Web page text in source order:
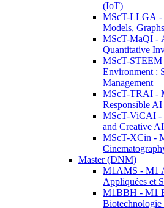
(IoT)
MScT-LLGA -
Models,
MScT-MaQI -
Quantitative
MScT-
Environment :
Management
MScT-TRAI -
Responsible AI
MScT-ViCAI -
and Creative AI
MScT-XCin -
Master (DNM)
M1AMS - M1
Appliquées et
M1BBH - M1
Biotechnologie